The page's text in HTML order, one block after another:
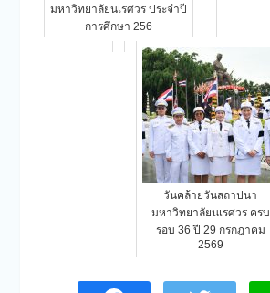
มหาวิทยาลัยนเรศวร ประจำปี
การศึกษา 256
วันคล้ายวันสถาปนา
มหาวิทยาลัยนเรศวร ครบ
รอบ 36 ปี 29 กรกฎาคม
2569